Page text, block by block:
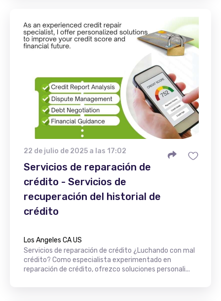
22 de julio de 2025 a las 17:02
Servicios de reparación de
crédito - Servicios de
recuperación del historial de
crédito
Los Angeles CA US
Servicios de reparación de crédito ¿Luchando con mal
crédito? Como especialista experimentado en
reparación de crédito, ofrezco soluciones personali...